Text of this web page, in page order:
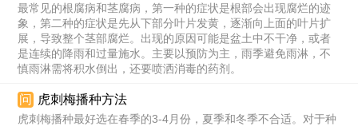
最常见的根腐病和茎腐病，第一种的症状是根部会出现腐烂的迹
象，第二种的症状是先从下部分叶片发黄，逐渐向上面的叶片扩
展，导致整个茎部腐烂。出现的原因可能是盆土中不干净，或者
是连续的降雨和过量施水。主要以预防为主，雨季避免雨淋，不
慎雨淋需将积水倒出，还要喷洒消毒的药剂。
问 虎刺梅播种方法
虎刺梅播种最好选在春季的3-4月份，夏季和冬季不合适。对于种